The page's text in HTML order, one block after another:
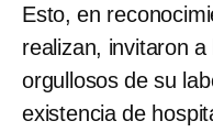
Esto, en
realizan, invitaron
orgullosos de su
existencia de